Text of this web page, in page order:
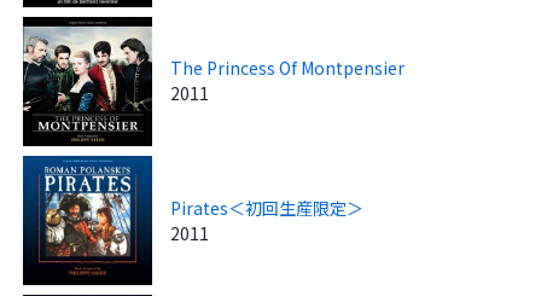
The Princess Of Montpensier
2011
Pirates＜初回生産限定＞
2011